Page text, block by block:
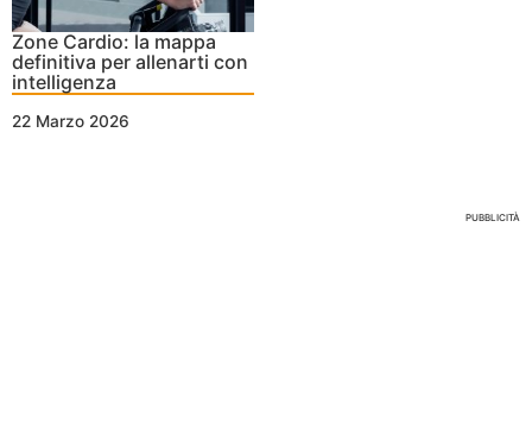
Zone Cardio: la mappa
definitiva per allenarti con
intelligenza
22 Marzo 2026
PUBBLICITÀ